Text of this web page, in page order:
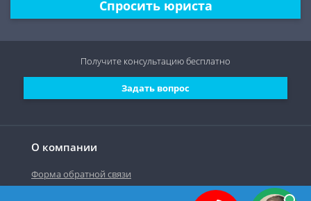
Спросить юриста
О компании
Форма обратной связи
Задать вопрос
Получите консультациюбесплатно